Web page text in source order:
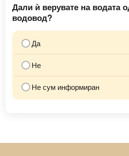
Дали ѝ верувате на водата
водовод?
Да
Не
Не сум информиран